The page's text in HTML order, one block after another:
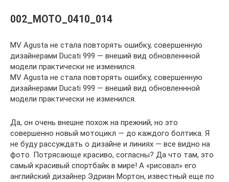
002_MOTO_0410_014
MV Agusta не стала повторять ошибку, совершенную
дизайнерами Ducati 999 — внеший вид обновленнной
модели практически не изменился.
MV Agusta не стала повторять ошибку, совершенную
дизайнерами Ducati 999 — внеший вид обновленнной
модели практически не изменился.
Да, он очень внешне похож на прежний, но это
совершенно новый мотоцикл — до каждого болтика. Я
не буду рассуждать о дизайне и линиях — все видно на
фото. Потрясающе красиво, согласны? Да что там, это
самый красивый спортбайк в мире! А «рисовал» его
английский дизайнер Эдриан Мортон, известный еще по